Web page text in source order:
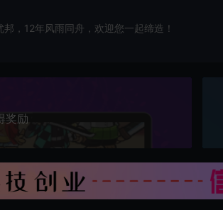
邦，12年风雨同舟，欢迎您一起缔造！
奖励